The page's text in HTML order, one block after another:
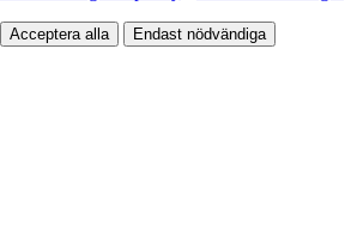
Acceptera alla Endast nödvändiga